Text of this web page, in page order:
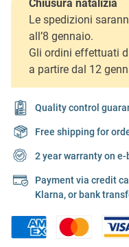
Chiusura natalizia
Le spedizioni
all’8 gennaio.
Gli ordini effettuati
a partire dal 12
Quality control
Free shipping for
2 year warranty on
Payment via credit
Klarna, or bank